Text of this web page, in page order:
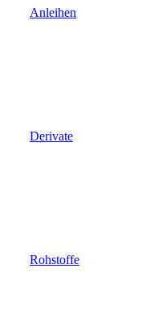
Anleihen
Derivate
Rohstoffe